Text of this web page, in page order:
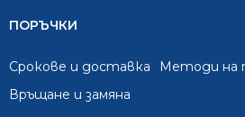
ПОРЪЧКИ
Срокове и доставка
Методи на
Връщане и замяна